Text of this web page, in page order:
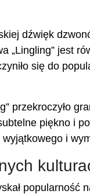
dźwięk
„Lingling” jest
się do
przekroczyło
piękno i
i
popularność